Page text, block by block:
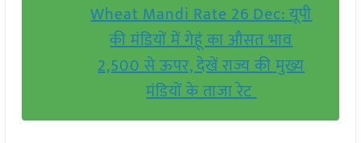
Wheat Mandi Rate 26 Dec: यूपी
की मंडियों में गेहूं का औसत भाव
2,500 से ऊपर, देखें राज्य की मुख्य
मंडियों के ताजा रेट